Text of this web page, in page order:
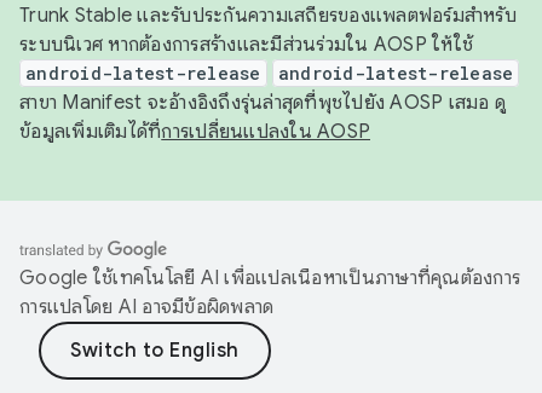
Trunk Stable และรับประกันความเสถียรของแพลตฟอร์มสำหรับ
ระบบนิเวศ หากต้องการสร้างและมีส่วนร่วมใน AOSP ให้ใช้
android-latest-release android-latest-release
สาขา Manifest จะอ้างอิงถึงรุ่นล่าสุดที่พุชไปยัง AOSP เสมอ ดู
ข้อมูลเพิ่มเติมได้ที่การเปลี่ยนแปลงใน AOSP
Google ใช้เทคโนโลยี AI เพื่อแปลเนื้อหาเป็นภาษาที่คุณต้องการ
การแปลโดย AI อาจมีข้อผิดพลาด